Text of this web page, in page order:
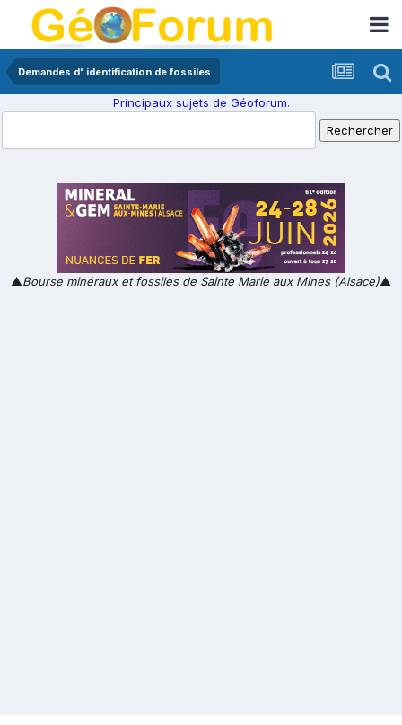
Demandes d' identification de fossiles
Principaux sujets de Géoforum.
▲Bourse minéraux et fossiles de Sainte Marie aux Mines (Alsace)▲